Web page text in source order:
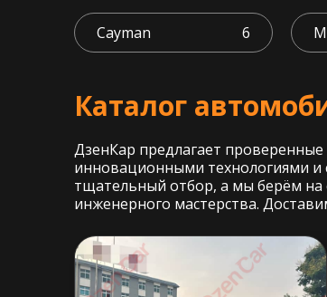
Cayman 6
Каталог
ДзенКар предлагает
инновационными технологиями и
тщательный отбор, а мы берём на
инженерного мастерства.